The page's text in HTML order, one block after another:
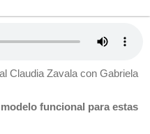
Claudia Zavala con Gabriela
funcional para estas